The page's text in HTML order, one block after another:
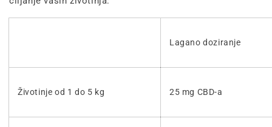
Lagano doziranje
Životinje od 1 do 5 kg 25 mg CBD-a